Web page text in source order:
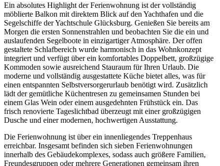
Ein absolutes Highlight der Ferienwohnung ist der vollständig
möblierte Balkon mit direktem Blick auf den Yachthafen und die
Segelschiffe der Yachtschule Glücksburg. Genießen Sie bereits am
Morgen die ersten Sonnenstrahlen und beobachten Sie die ein und
auslaufenden Segelboote in einzigartiger Atmosphäre. Der offen
gestaltete Schlafbereich wurde harmonisch in das Wohnkonzept
integriert und verfügt über ein komfortables Doppelbett, großzügige
Kommoden sowie ausreichend Stauraum für Ihren Urlaub. Die
moderne und vollständig ausgestattete Küche bietet alles, was für
einen entspannten Selbstversorgerurlaub benötigt wird. Zusätzlich
lädt der gemütliche Küchentresen zu gemeinsamen Stunden bei
einem Glas Wein oder einem ausgedehnten Frühstück ein. Das
frisch renovierte Tageslichtbad überzeugt mit einer großzügigen
Dusche und einer modernen, hochwertigen Ausstattung.
Die Ferienwohnung ist über ein innenliegendes Treppenhaus
erreichbar. Insgesamt befinden sich sieben Ferienwohnungen
innerhalb des Gebäudekomplexes, sodass auch größere Familien,
Freundesgruppen oder mehrere Generationen gemeinsam ihren